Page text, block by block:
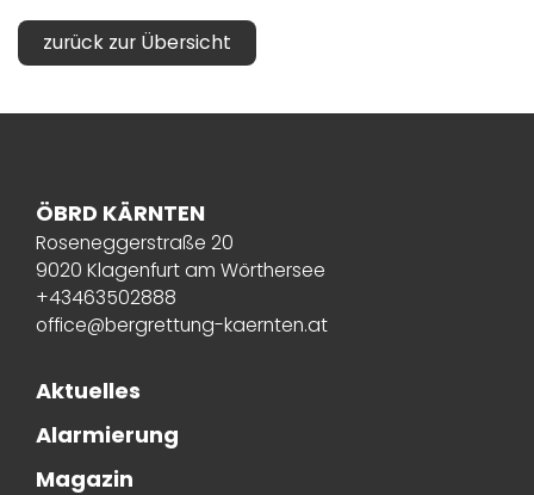
zurück zur Übersicht
ÖBRD KÄRNTEN
Roseneggerstraße 20
9020 Klagenfurt am Wörthersee
+43463502888
office@bergrettung-kaernten.at
Aktuelles
Alarmierung
Magazin